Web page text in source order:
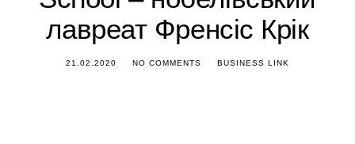
лавреат Френсіс Крік
21.02.2020 NO COMMENTS BUSINESS LINK